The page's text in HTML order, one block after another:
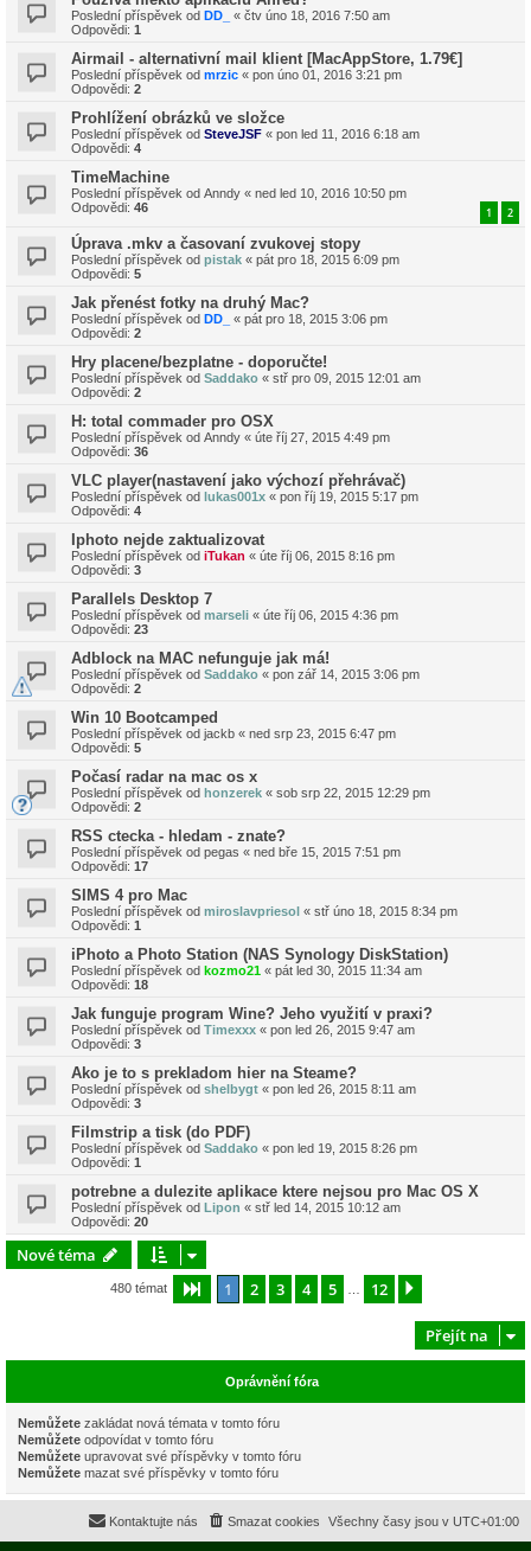
Poslední příspěvek od DD_ « čtv úno 18, 2016 7:50 am
Odpovědi: 1
Airmail - alternativní mail klient [MacAppStore, 1.79€]
Poslední příspěvek od mrzic « pon úno 01, 2016 3:21 pm
Odpovědi: 2
Prohlížení obrázků ve složce
Poslední příspěvek od SteveJSF « pon led 11, 2016 6:18 am
Odpovědi: 4
TimeMachine
Poslední příspěvek od Anndy « ned led 10, 2016 10:50 pm
Odpovědi: 46 1 2
Úprava .mkv a časovaní zvukovej stopy
Poslední příspěvek od pistak « pát pro 18, 2015 6:09 pm
Odpovědi: 5
Jak přenést fotky na druhý Mac?
Poslední příspěvek od DD_ « pát pro 18, 2015 3:06 pm
Odpovědi: 2
Hry placene/bezplatne - doporučte!
Poslední příspěvek od Saddako « stř pro 09, 2015 12:01 am
Odpovědi: 2
H: total commader pro OSX
Poslední příspěvek od Anndy « úte říj 27, 2015 4:49 pm
Odpovědi: 36
VLC player(nastavení jako výchozí přehrávač)
Poslední příspěvek od lukas001x « pon říj 19, 2015 5:17 pm
Odpovědi: 4
Iphoto nejde zaktualizovat
Poslední příspěvek od iTukan « úte říj 06, 2015 8:16 pm
Odpovědi: 3
Parallels Desktop 7
Poslední příspěvek od marseli « úte říj 06, 2015 4:36 pm
Odpovědi: 23
Adblock na MAC nefunguje jak má!
Poslední příspěvek od Saddako « pon zář 14, 2015 3:06 pm
Odpovědi: 2
Win 10 Bootcamped
Poslední příspěvek od jackb « ned srp 23, 2015 6:47 pm
Odpovědi: 5
Počasí radar na mac os x
Poslední příspěvek od honzerek « sob srp 22, 2015 12:29 pm
Odpovědi: 2
RSS ctecka - hledam - znate?
Poslední příspěvek od pegas « ned bře 15, 2015 7:51 pm
Odpovědi: 17
SIMS 4 pro Mac
Poslední příspěvek od miroslavpriesol « stř úno 18, 2015 8:34 pm
Odpovědi: 1
iPhoto a Photo Station (NAS Synology DiskStation)
Poslední příspěvek od kozmo21 « pát led 30, 2015 11:34 am
Odpovědi: 18
Jak funguje program Wine? Jeho využití v praxi?
Poslední příspěvek od Timexxx « pon led 26, 2015 9:47 am
Odpovědi: 3
Ako je to s prekladom hier na Steame?
Poslední příspěvek od shelbygt « pon led 26, 2015 8:11 am
Odpovědi: 3
Filmstrip a tisk (do PDF)
Poslední příspěvek od Saddako « pon led 19, 2015 8:26 pm
Odpovědi: 1
potrebne a dulezite aplikace ktere nejsou pro Mac OS X
Poslední příspěvek od Lipon « stř led 14, 2015 10:12 am
Odpovědi: 20
Nové téma
480 témat Stránka z 12
1 2 3 4 5 12
Přejít na
Oprávnění fóra
Nemůžete zakládat nová témata v tomto fóru
Nemůžete odpovídat v tomto fóru
Nemůžete upravovat své příspěvky v tomto fóru
Nemůžete mazat své příspěvky v tomto fóru
Všechny časy jsou v UTC+01:00
Smazat cookies
Kontaktujte nás